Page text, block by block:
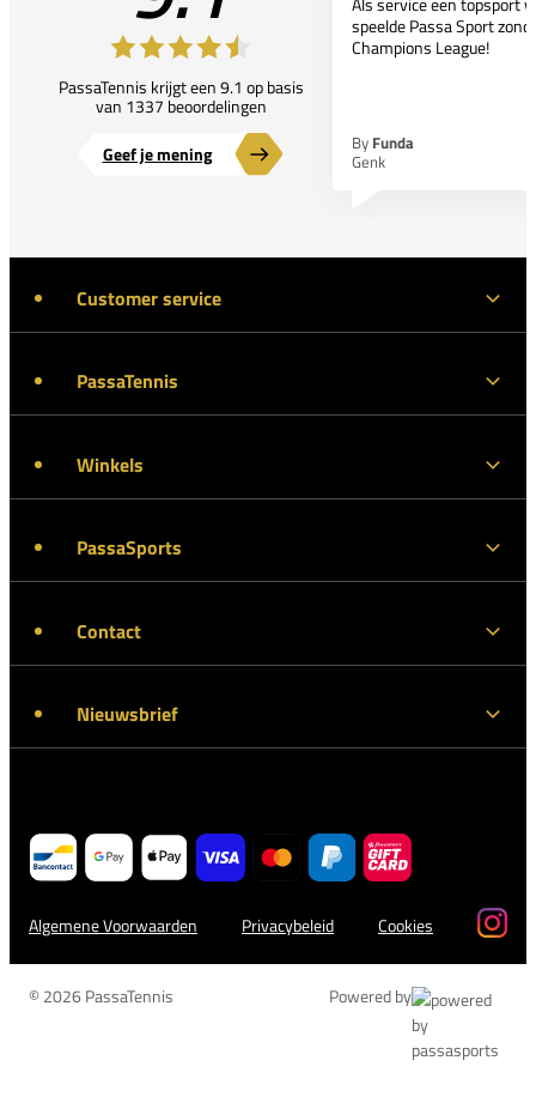
PassaTennis krijgt een 9.1 op basis
van 1337 beoordelingen
Geef je mening
speelde Passa Sport
Champions League!
By Funda
Genk
Customer service
PassaTennis
Winkels
PassaSports
Contact
Nieuwsbrief
Algemene Voorwaarden Privacybeleid Cookies
© 2026 PassaTennis Powered by